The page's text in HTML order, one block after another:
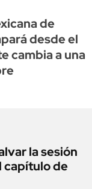
de
desde el
cambia a una
la sesión
capítulo de